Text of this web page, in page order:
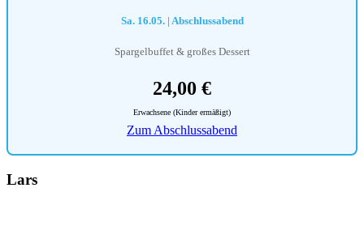
Sa. 16.05. | Abschlussabend
Spargelbuffet & großes Dessert
24,00 €
Erwachsene (Kinder ermäßigt)
Zum Abschlussabend
Lars